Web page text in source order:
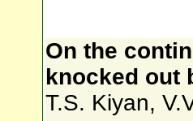
On the
knocked out
T.S. Kiyan,